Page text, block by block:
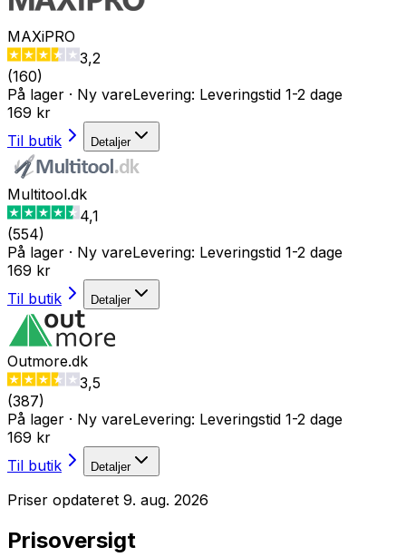
MAXiPRO
3,2
(160)
På lager · Ny vareLevering: Leveringstid 1-2 dage
169 kr
Til butik
Detaljer
Multitool.dk
4,1
(554)
På lager · Ny vareLevering: Leveringstid 1-2 dage
169 kr
Til butik
Detaljer
Outmore.dk
3,5
(387)
På lager · Ny vareLevering: Leveringstid 1-2 dage
169 kr
Til butik
Detaljer
Priser opdateret 9. aug. 2026
Prisoversigt